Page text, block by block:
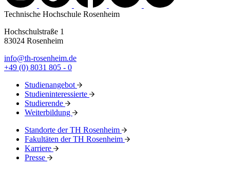
Technische Hochschule Rosenheim
Hochschulstraße 1
83024 Rosenheim
info@th-rosenheim.de
+49 (0) 8031 805 - 0
Studienangebot
Studieninteressierte
Studierende
Weiterbildung
Standorte der TH Rosenheim
Fakultäten der TH Rosenheim
Karriere
Presse